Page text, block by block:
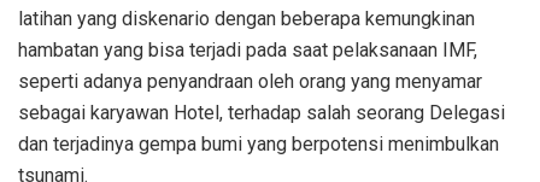
latihan yang diskenario dengan beberapa kemungkinan
hambatan yang bisa terjadi pada saat pelaksanaan IMF,
seperti adanya penyandraan oleh orang yang menyamar
sebagai karyawan Hotel, terhadap salah seorang Delegasi
dan terjadinya gempa bumi yang berpotensi menimbulkan
tsunami.